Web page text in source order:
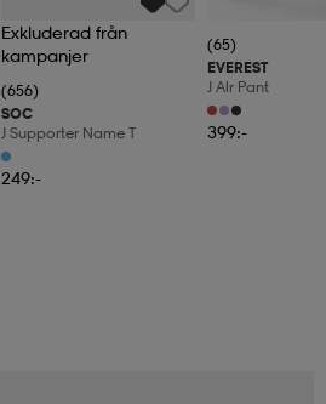
Exkluderad från
kampanjer
(656)
SOC
J Supporter Name T
249:-
(65)
EVEREST
J Alr Pant
399:-